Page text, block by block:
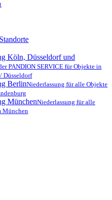
Köln, Düsseldorf und
PANDION SERVICE für Objekte in
Düsseldorf
BerlinNiederlassung für alle Objekte
MünchenNiederlassung für alle
München